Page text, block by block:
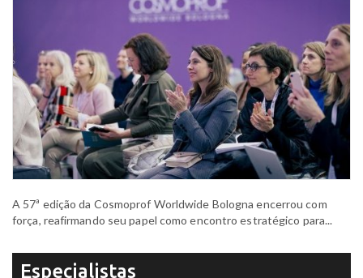
A 57ª edição da Cosmoprof Worldwide Bologna encerrou com
força, reafirmando seu papel como encontro estratégico para...
Especialistas